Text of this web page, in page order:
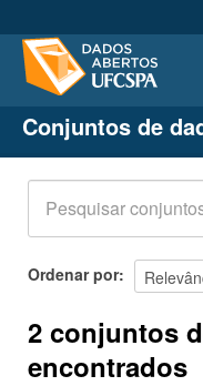
Conjuntos de dados
Organizações
Grupos
Sobre
Conjuntos de
Ordenar por
2 conjuntos
encontrados